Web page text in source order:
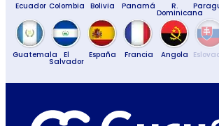
Ecuador Colombia Bolivia Panamá R.
Dominicana
Guatemala El
Salvador
España Francia Angola